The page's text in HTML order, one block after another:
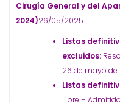
Cirugía General y del
2024)26/05/2025
Listas
excluidos:
26 de mayo de
Listas
Libre –